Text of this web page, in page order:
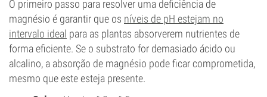
O primeiro passo para resolver uma deficiência de
magnésio é garantir que os níveis de pH estejam no
intervalo ideal para as plantas absorverem nutrientes de
forma eficiente. Se o substrato for demasiado ácido ou
alcalino, a absorção de magnésio pode ficar comprometida,
mesmo que este esteja presente.